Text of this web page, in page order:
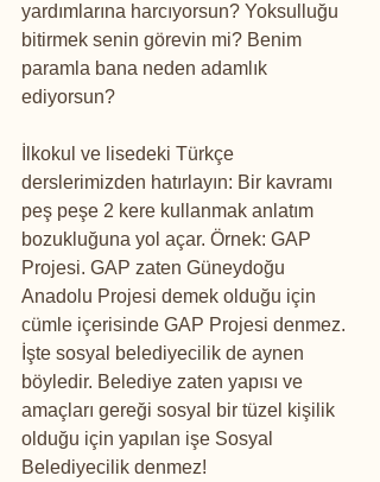
yardımlarına harcıyorsun? Yoksulluğu
bitirmek senin görevin mi? Benim
paramla bana neden adamlık
ediyorsun?
İlkokul ve lisedeki Türkçe
derslerimizden hatırlayın: Bir kavramı
peş peşe 2 kere kullanmak anlatım
bozukluğuna yol açar. Örnek: GAP
Projesi. GAP zaten Güneydoğu
Anadolu Projesi demek olduğu için
cümle içerisinde GAP Projesi denmez.
İşte sosyal belediyecilik de aynen
böyledir. Belediye zaten yapısı ve
amaçları gereği sosyal bir tüzel kişilik
olduğu için yapılan işe Sosyal
Belediyecilik denmez!